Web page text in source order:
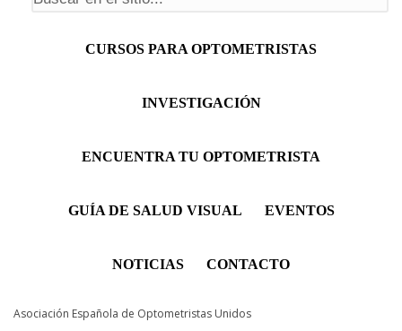
Menú principal
CURSOS PARA OPTOMETRISTAS
INVESTIGACIÓN
ENCUENTRA TU OPTOMETRISTA
GUÍA DE SALUD VISUAL EVENTOS
NOTICIAS CONTACTO
Asociación Española de Optometristas Unidos